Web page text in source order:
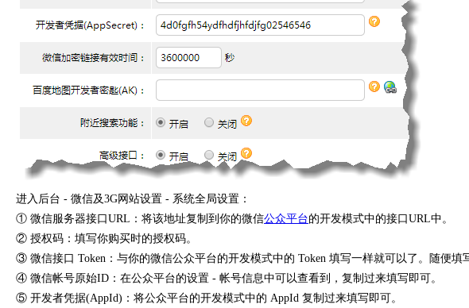
进入后台 - 微信及3G网站设置 - 系统全局设置：
① 微信服务器接口URL：将该地址复制到你的微信公众平台的开发模式中的接口URL中。
② 授权码：填写你购买时的授权码。
③ 微信接口 Token：与你的微信公众平台的开发模式中的 Token 填写一样就可以了。随便填
④ 微信帐号原始ID：在公众平台的设置 - 帐号信息中可以查看到，复制过来填写即可。
⑤ 开发者凭据(AppId)：将公众平台的开发模式中的 AppId 复制过来填写即可。